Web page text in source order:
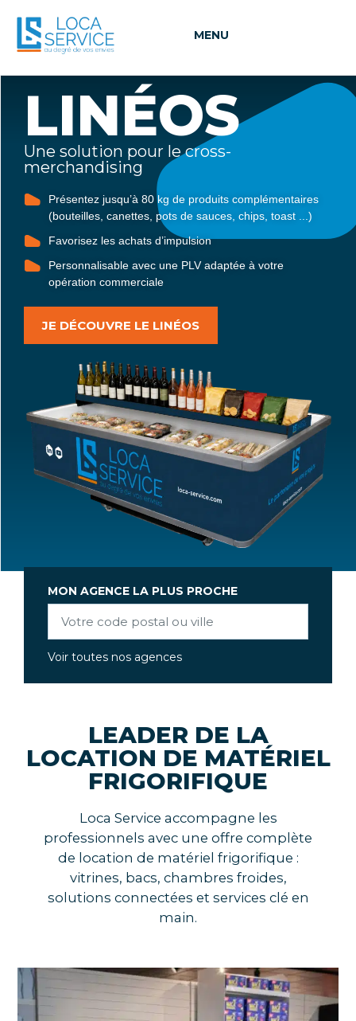
MENU
LINÉOS
Une solution pour le cross-
merchandising​
Présentez jusqu’à 80 kg de produits complémentaires
(bouteilles, canettes, pots de sauces, chips, toast ...)
Favorisez les achats d’impulsion
Personnalisable avec une PLV adaptée à votre
opération commerciale
JE DÉCOUVRE LE LINÉOS
MON AGENCE LA PLUS PROCHE
Voir toutes nos agences
LEADER DE LA
LOCATION DE MATÉRIEL
FRIGORIFIQUE
Loca Service accompagne les
professionnels avec une offre complète
de location de matériel frigorifique :
vitrines, bacs, chambres froides,
solutions connectées et services clé en
main.